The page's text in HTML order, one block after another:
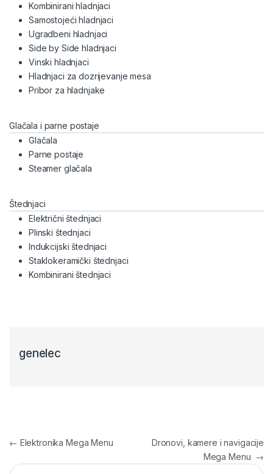
Kombinirani hladnjaci
Samostojeći hladnjaci
Ugradbeni hladnjaci
Side by Side hladnjaci
Vinski hladnjaci
Hladnjaci za dozrijevanje mesa
Pribor za hladnjake
Glačala i parne postaje
Glačala
Parne postaje
Steamer glačala
Štednjaci
Električni štednjaci
Plinski štednjaci
Indukcijski štednjaci
Staklokeramički štednjaci
Kombinirani štednjaci
genelec
Navigacija članaka
← Elektronika Mega Menu
Dronovi, kamere i navigacije
Mega Menu →
Pretraga: